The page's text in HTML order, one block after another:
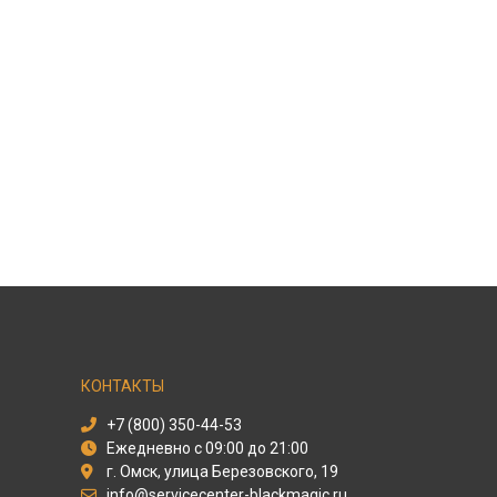
КОНТАКТЫ
+7 (800) 350-44-53
Ежедневно с 09:00 до 21:00
г. Омск, улица Березовского, 19